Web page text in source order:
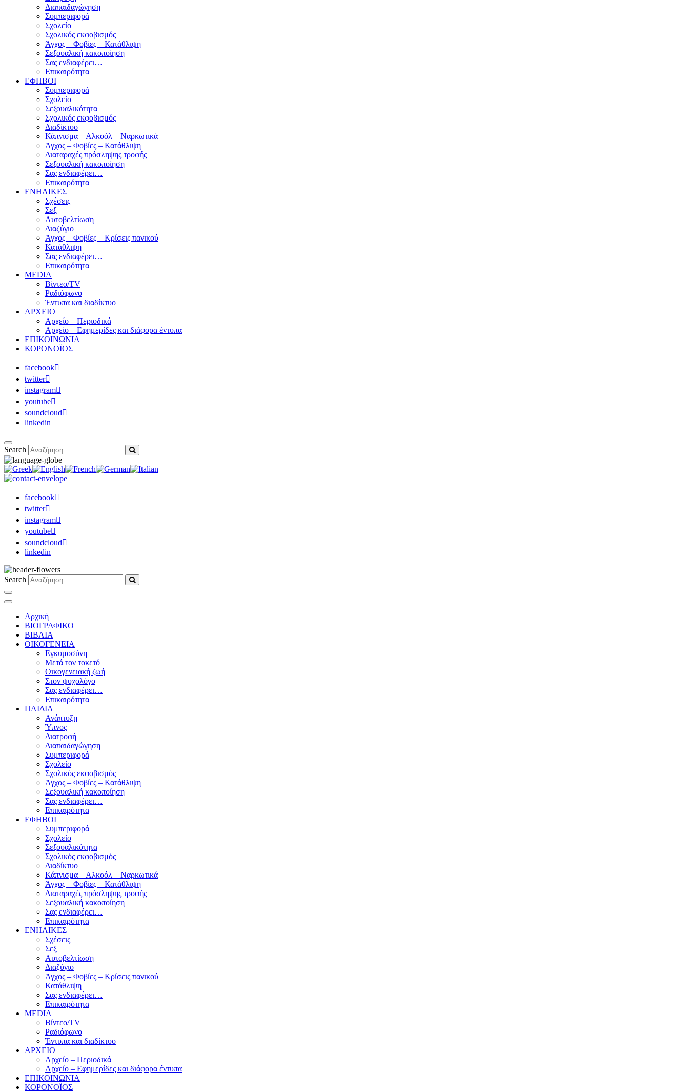
Διαπαιδαγώγηση
Συμπεριφορά
Σχολείο
Σχολικός εκφοβισμός
Άγχος – Φοβίες – Κατάθλιψη
Σεξουαλική κακοποίηση
Σας ενδιαφέρει…
Επικαιρότητα
ΕΦΗΒΟΙ
Συμπεριφορά
Σχολείο
Σεξουαλικότητα
Σχολικός εκφοβισμός
Διαδίκτυο
Κάπνισμα – Αλκοόλ – Ναρκωτικά
Άγχος – Φοβίες – Κατάθλιψη
Διαταραχές πρόσληψης τροφής
Σεξουαλική κακοποίηση
Σας ενδιαφέρει…
Επικαιρότητα
ΕΝΗΛΙΚΕΣ
Σχέσεις
Σεξ
Αυτοβελτίωση
Διαζύγιο
Άγχος – Φοβίες – Κρίσεις πανικού
Κατάθλιψη
Σας ενδιαφέρει…
Επικαιρότητα
MEDIA
Βίντεο/TV
Ραδιόφωνο
Έντυπα και διαδίκτυο
ΑΡΧΕΙΟ
Αρχείο – Περιοδικά
Αρχείο – Εφημερίδες και διάφορα έντυπα
ΕΠΙΚΟΙΝΩΝΙΑ
ΚΟΡΟΝΟΪΟΣ
facebook
twitter
instagram
youtube
soundcloud
linkedin
Search
facebook
twitter
instagram
youtube
soundcloud
linkedin
Search
Αρχική
ΒΙΟΓΡΑΦΙΚΟ
ΒΙΒΛΙΑ
ΟΙΚΟΓΕΝΕΙΑ
Εγκυμοσύνη
Μετά τον τοκετό
Οικογενειακή ζωή
Στον ψυχολόγο
Σας ενδιαφέρει…
Επικαιρότητα
ΠΑΙΔΙΑ
Ανάπτυξη
Ύπνος
Διατροφή
Διαπαιδαγώγηση
Συμπεριφορά
Σχολείο
Σχολικός εκφοβισμός
Άγχος – Φοβίες – Κατάθλιψη
Σεξουαλική κακοποίηση
Σας ενδιαφέρει…
Επικαιρότητα
ΕΦΗΒΟΙ
Συμπεριφορά
Σχολείο
Σεξουαλικότητα
Σχολικός εκφοβισμός
Διαδίκτυο
Κάπνισμα – Αλκοόλ – Ναρκωτικά
Άγχος – Φοβίες – Κατάθλιψη
Διαταραχές πρόσληψης τροφής
Σεξουαλική κακοποίηση
Σας ενδιαφέρει…
Επικαιρότητα
ΕΝΗΛΙΚΕΣ
Σχέσεις
Σεξ
Αυτοβελτίωση
Διαζύγιο
Άγχος – Φοβίες – Κρίσεις πανικού
Κατάθλιψη
Σας ενδιαφέρει…
Επικαιρότητα
MEDIA
Βίντεο/TV
Ραδιόφωνο
Έντυπα και διαδίκτυο
ΑΡΧΕΙΟ
Αρχείο – Περιοδικά
Αρχείο – Εφημερίδες και διάφορα έντυπα
ΕΠΙΚΟΙΝΩΝΙΑ
ΚΟΡΟΝΟΪΟΣ